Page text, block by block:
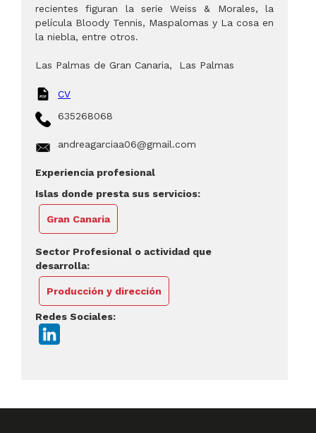
recientes figuran la serie Weiss & Morales, la
película Bloody Tennis, Maspalomas y La cosa en
la niebla, entre otros.
Las Palmas de Gran Canaria, Las Palmas
CV
635268068
andreagarciaa06@gmail.com
Experiencia profesional
Islas donde presta sus servicios:
Gran Canaria
Sector Profesional o actividad que
desarrolla:
Producción y dirección
Redes Sociales: